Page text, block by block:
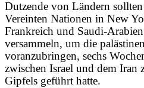
Dutzende von Ländern
Vereinten Nationen in New
Frankreich und Saudi-
versammeln, um die
voranzubringen, sechs
zwischen Israel und dem Iran
Gipfels geführt hatte.